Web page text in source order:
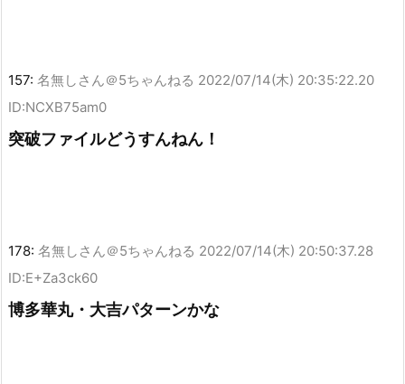
157: 名無しさん＠5ちゃんねる 2022/07/14(木) 20:35:22.20
ID:NCXB75am0
突破ファイルどうすんねん！
178: 名無しさん＠5ちゃんねる 2022/07/14(木) 20:50:37.28
ID:E+Za3ck60
博多華丸・大吉パターンかな